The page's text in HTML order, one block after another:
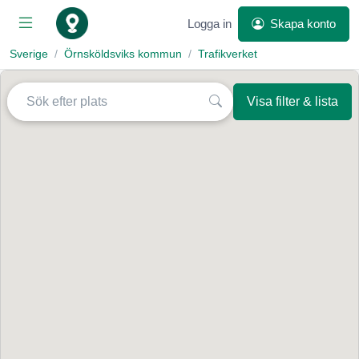
Logga in Skapa konto
Sverige Örnsköldsviks kommun Trafikverket
Visa filter & lista